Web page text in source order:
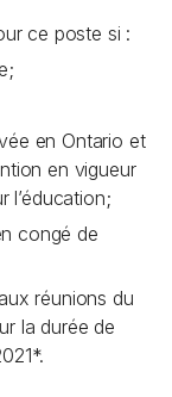
ce poste si :
en Ontario et
en vigueur
l’éducation;
congé de
réunions du
la durée de